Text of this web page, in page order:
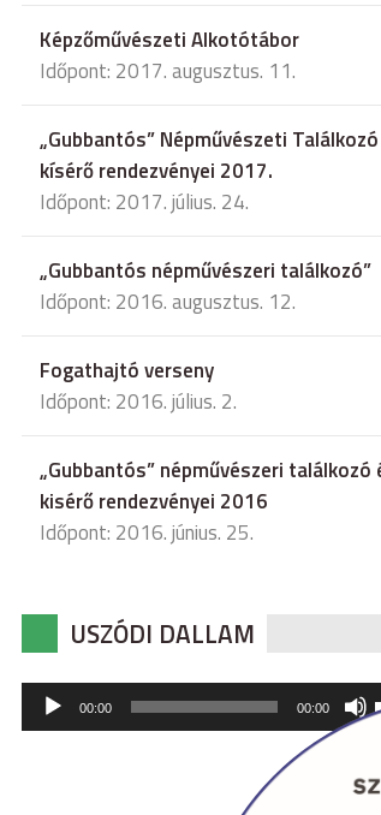
Képzőművészeti Alkotótábor
Időpont: 2017. augusztus. 11.
„Gubbantós” Népművészeti
kísérő rendezvényei 2017.
Időpont: 2017. július. 24.
„Gubbantós népművészeri találkozó”
Időpont: 2016. augusztus. 12.
Fogathajtó verseny
Időpont: 2016. július. 2.
„Gubbantós” népművészeri találkozó
kisérő rendezvényei 2016
Időpont: 2016. június. 25.
USZÓDI DALLAM
Audió
lejátszó
00:00 00:00